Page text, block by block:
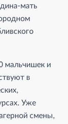
мать
мальчишек и
в
Уже
смены,